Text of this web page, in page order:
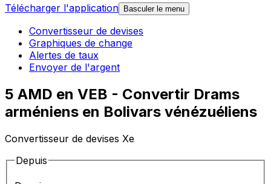
Télécharger l'application
Basculer le menu
Convertisseur de devises
Graphiques de change
Alertes de taux
Envoyer de l'argent
5 AMD en VEB - Convertir Drams
arméniens en Bolivars vénézuéliens
Convertisseur de devises Xe
Depuis